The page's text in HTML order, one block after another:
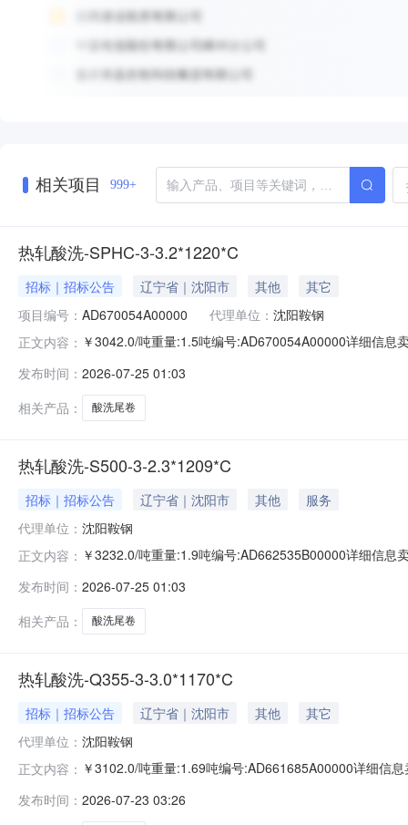
相关项目 999+
热轧酸洗-SPHC-3-3.2*1220*C
招标｜招标公告 辽宁省｜沈阳市 其他
其它
项目编号： AD670054A00000 代理单位： 沈阳鞍钢
正文内容： ￥3042.0/吨重量:1.5吨编号:AD670054A00000详细信息
求产线名称:冷轧1#线锌层重量代码描述:上表面锌层重量
发布时间： 2026-07-25 01:03
相关产品：
酸洗尾卷
热轧酸洗-S500-3-2.3*1209*C
招标｜招标公告 辽宁省｜沈阳市 其他
服务
代理单位： 沈阳鞍钢
正文内容： ￥3232.0/吨重量:1.9吨编号:AD662535B00000详细信息
产线名称:冷轧1#线锌层重量代码描述:上表面锌层重量
发布时间： 2026-07-25 01:03
相关产品：
酸洗尾卷
热轧酸洗-Q355-3-3.0*1170*C
招标｜招标公告 辽宁省｜沈阳市 其他
其它
代理单位： 沈阳鞍钢
正文内容： ￥3102.0/吨重量:1.69吨编号:AD661685A00000详细信
求产线名称:冷轧1#线锌层重量代码描述:上表面锌层重量
发布时间： 2026-07-23 03:26